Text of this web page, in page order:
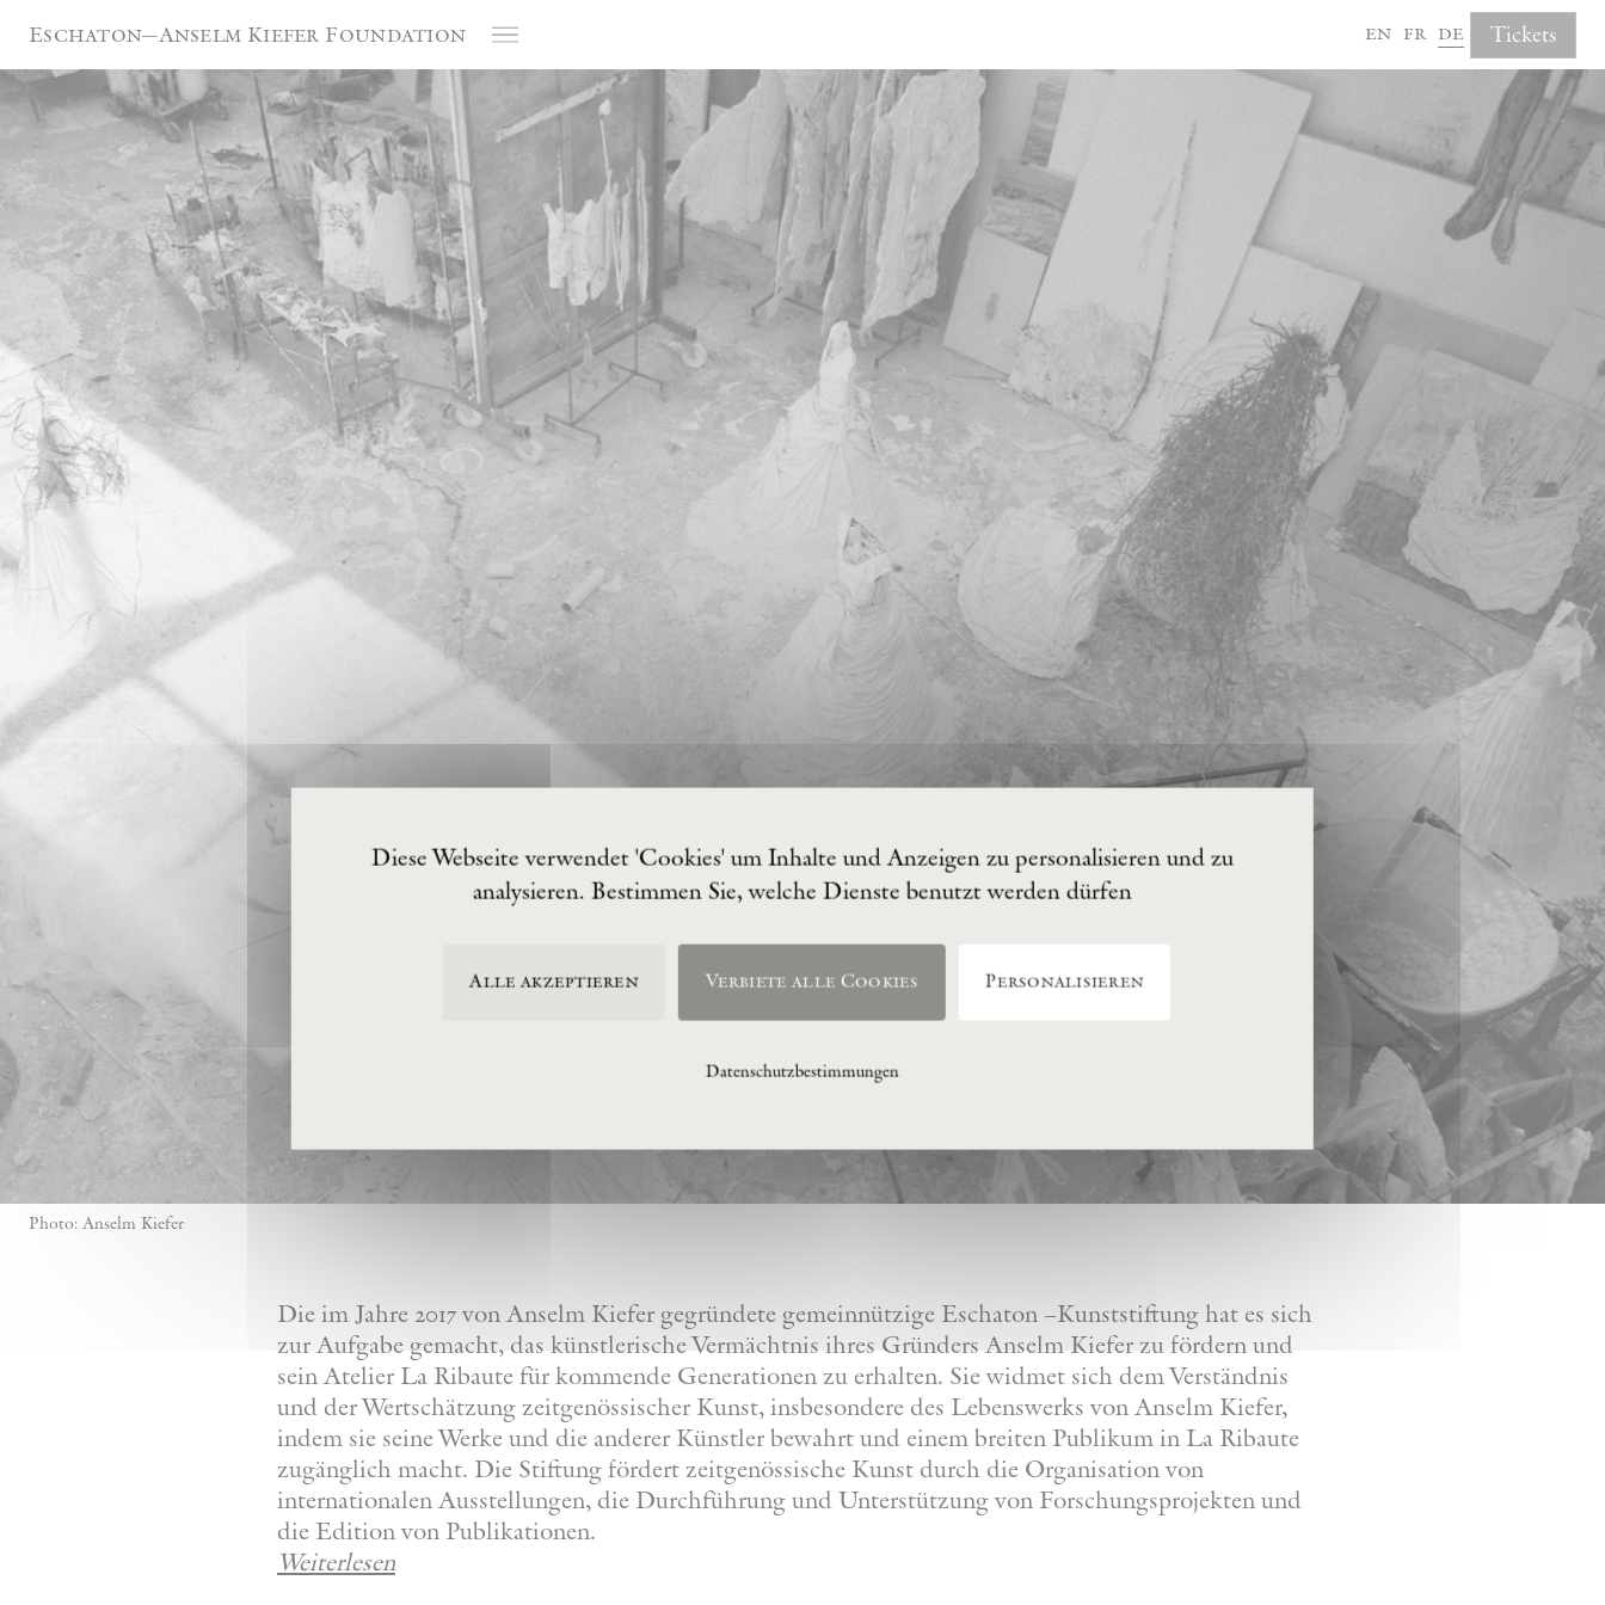
Eschaton—Anselm Kiefer Foundation en fr de Tickets
Photo: Anselm Kiefer
Die im Jahre 2017 von Anselm Kiefer gegründete gemeinnützige Eschaton –Kunststiftung hat es sich
zur Aufgabe gemacht, das künstlerische Vermächtnis ihres Gründers Anselm Kiefer zu fördern und
sein Atelier La Ribaute für kommende Generationen zu erhalten. Sie widmet sich dem Verständnis
und der Wertschätzung zeitgenössischer Kunst, insbesondere des Lebenswerks von Anselm Kiefer,
indem sie seine Werke und die anderer Künstler bewahrt und einem breiten Publikum in La Ribaute
zugänglich macht. Die Stiftung fördert zeitgenössische Kunst durch die Organisation von
internationalen Ausstellungen, die Durchführung und Unterstützung von Forschungsprojekten und
die Edition von Publikationen.
Weiterlesen
Diese Webseite verwendet 'Cookies' um Inhalte und Anzeigen zu personalisieren und zu
analysieren. Bestimmen Sie, welche Dienste benutzt werden dürfen
Alle akzeptieren Verbiete alle Cookies Personalisieren
Datenschutzbestimmungen